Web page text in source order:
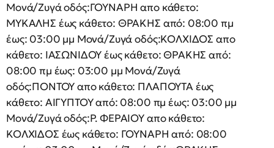
Μονά/Ζυγά οδός:ΓΟΥΝΑΡΗ απο κάθετο:
ΜΥΚΑΛΗΣ έως κάθετο: ΘΡΑΚΗΣ από: 08:00 πμ
έως: 03:00 μμ Μονά/Ζυγά οδός:ΚΟΛΧΙΔΟΣ απο
κάθετο: ΙΑΣΩΝΙΔΟΥ έως κάθετο: ΘΡΑΚΗΣ από:
08:00 πμ έως: 03:00 μμ Μονά/Ζυγά
οδός:ΠΟΝΤΟΥ απο κάθετο: ΠΛΑΠΟΥΤΑ έως
κάθετο: ΑΙΓΥΠΤΟΥ από: 08:00 πμ έως: 03:00 μμ
Μονά/Ζυγά οδός:Ρ. ΦΕΡΑΙΟΥ απο κάθετο:
ΚΟΛΧΙΔΟΣ έως κάθετο: ΓΟΥΝΑΡΗ από: 08:00